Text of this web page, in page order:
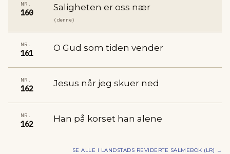
NR.
160
Saligheten er oss nær
(denne)
NR.
161
O Gud som tiden vender
NR.
162
Jesus når jeg skuer ned
NR.
162
Han på korset han alene
SE ALLE I LANDSTADS REVIDERTE SALMEBOK (LR) →